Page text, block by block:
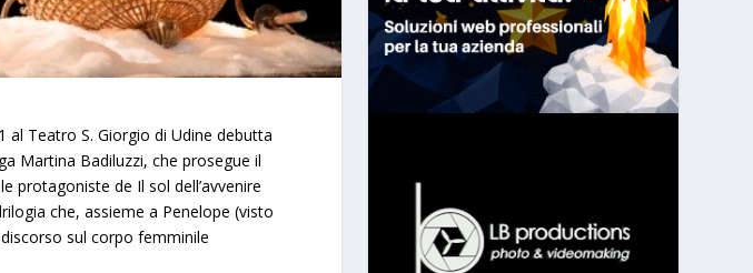
al Teatro S. Giorgio di Udine debutta
Martina Badiluzzi, che prosegue il
protagoniste de Il sol dell’avvenire
che, assieme a Penelope (visto
sul corpo femminile